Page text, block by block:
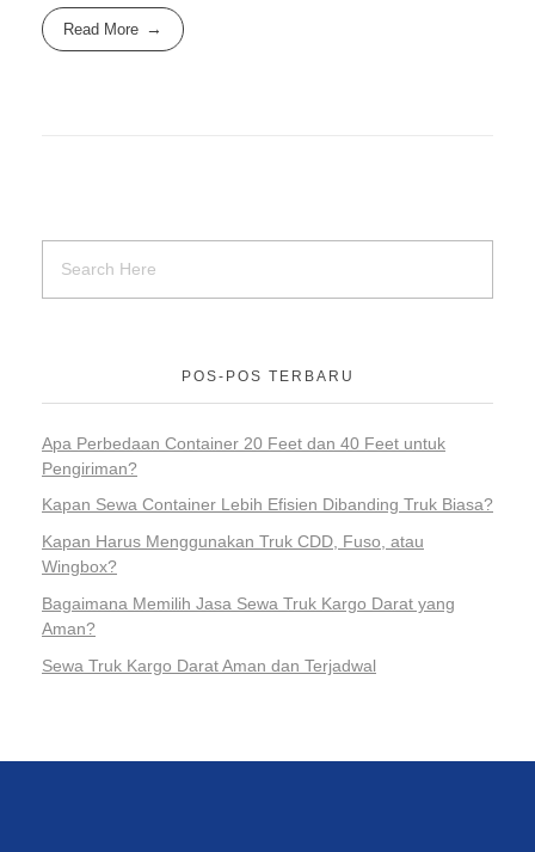
Read More
POS-POS TERBARU
Apa Perbedaan Container 20 Feet dan 40 Feet untuk
Pengiriman?
Kapan Sewa Container Lebih Efisien Dibanding Truk Biasa?
Kapan Harus Menggunakan Truk CDD, Fuso, atau
Wingbox?
Bagaimana Memilih Jasa Sewa Truk Kargo Darat yang
Aman?
Sewa Truk Kargo Darat Aman dan Terjadwal